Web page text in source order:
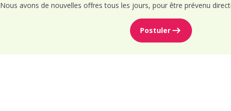
Nous avons de nouvelles offres tous les jours, pour être prévenu
Postuler